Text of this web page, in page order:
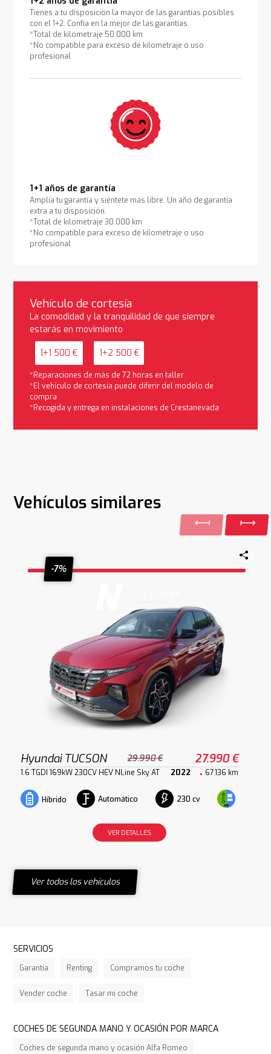
Tienes a tu disposición la mayor de las garantías posibles
con el 1+2. Confía en la mejor de las garantías.
*Total de kilometraje 50.000 km
*No compatible para exceso de kilometraje o uso
profesional
1+1 años de garantía
Amplía tu garantía y siéntete más libre. Un año de garantía
extra a tu disposición.
*Total de kilometraje 30.000 km
*No compatible para exceso de kilometraje o uso
profesional
Vehículo de cortesía
La comodidad y la tranquilidad de que siempre
estarás en movimiento
1+1 500 € 1+2 500 €
*Reparaciones de más de 72 horas en taller
*El vehículo de cortesía puede diferir del modelo de
compra
*Recogida y entrega en instalaciones de Crestanevada
Vehículos similares
-7%
Hyundai TUCSON 29.990 € 27.990 €
1.6 TGDI 169kW 230CV HEV NLine Sky AT 2022 67.136 km
Híbrido Automático 230 cv
VER DETALLES
Ver todos los vehículos
SERVICIOS
Garantía Renting Compramos tu coche
Vender coche Tasar mi coche
COCHES DE SEGUNDA MANO Y OCASIÓN POR MARCA
Coches de segunda mano y ocasión Alfa Romeo